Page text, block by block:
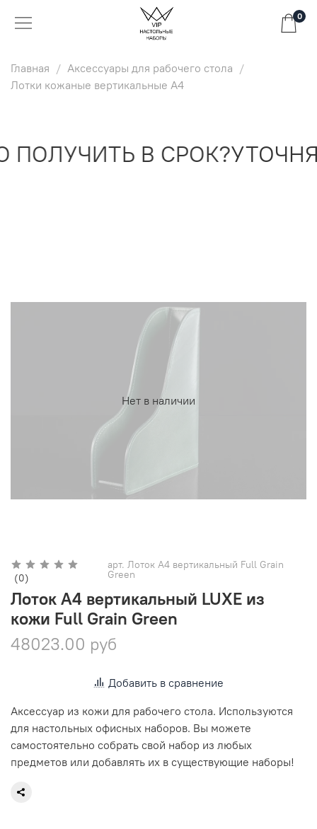
0
Главная
Аксессуары для рабочего стола
Лотки кожаные вертикальные А4
В СРОК?
Нет в наличии
(0)
арт. Лоток А4 вертикальный Full Grain
Green
Лоток А4 вертикальный LUXE из
кожи Full Grain Green
48023.00 руб
Добавить в сравнение
Аксессуар из кожи для рабочего стола. Используются
для настольных офисных наборов. Вы можете
самостоятельно собрать свой набор из любых
предметов или добавлять их в существующие наборы!